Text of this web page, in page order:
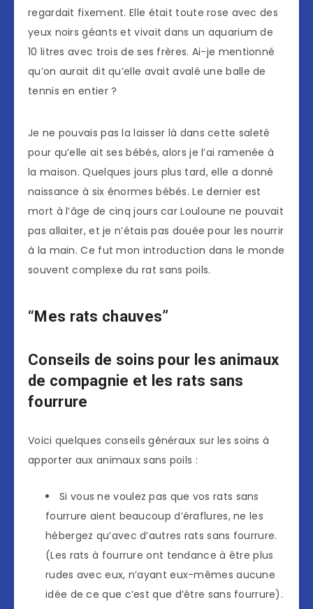
regardait fixement. Elle était toute rose avec des
yeux noirs géants et vivait dans un aquarium de
10 litres avec trois de ses frères. Ai-je mentionné
qu’on aurait dit qu’elle avait avalé une balle de
tennis en entier ?
Je ne pouvais pas la laisser là dans cette saleté
pour qu’elle ait ses bébés, alors je l’ai ramenée à
la maison. Quelques jours plus tard, elle a donné
naissance à six énormes bébés. Le dernier est
mort à l’âge de cinq jours car Louloune ne pouvait
pas allaiter, et je n’étais pas douée pour les nourrir
à la main. Ce fut mon introduction dans le monde
souvent complexe du rat sans poils.
“Mes rats chauves”
Conseils de soins pour les animaux
de compagnie et les rats sans
fourrure
Voici quelques conseils généraux sur les soins à
apporter aux animaux sans poils :
Si vous ne voulez pas que vos rats sans
fourrure aient beaucoup d’éraflures, ne les
hébergez qu’avec d’autres rats sans fourrure.
(Les rats à fourrure ont tendance à être plus
rudes avec eux, n’ayant eux-mêmes aucune
idée de ce que c’est que d’être sans fourrure).